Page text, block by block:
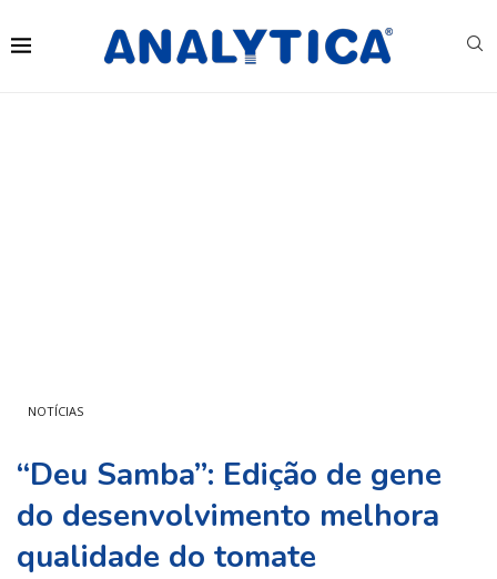
NOTÍCIAS
“Deu Samba”: Edição de gene
do desenvolvimento melhora
qualidade do tomate